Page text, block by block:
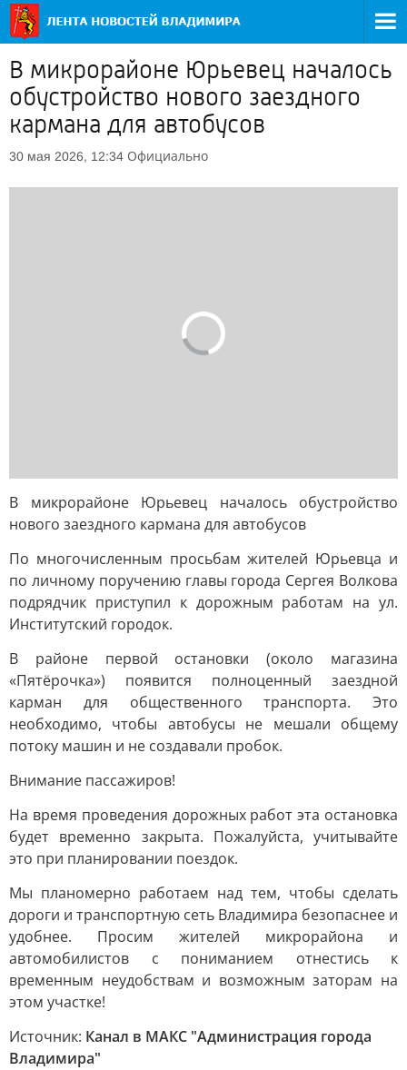
В микрорайоне Юрьевец началось
обустройство нового заездного
кармана для автобусов
30 мая 2026, 12:34 Официально
В микрорайоне Юрьевец началось обустройство
нового заездного кармана для автобусов
По многочисленным просьбам жителей Юрьевца и
по личному поручению главы города Сергея Волкова
подрядчик приступил к дорожным работам на ул.
Институтский городок.
В районе первой остановки (около магазина
«Пятёрочка») появится полноценный заездной
карман для общественного транспорта. Это
необходимо, чтобы автобусы не мешали общему
потоку машин и не создавали пробок.
Внимание пассажиров!
На время проведения дорожных работ эта остановка
будет временно закрыта. Пожалуйста, учитывайте
это при планировании поездок.
Мы планомерно работаем над тем, чтобы сделать
дороги и транспортную сеть Владимира безопаснее и
удобнее. Просим жителей микрорайона и
автомобилистов с пониманием отнестись к
временным неудобствам и возможным заторам на
этом участке!
Источник: Канал в МАКС "Администрация города
Владимира"